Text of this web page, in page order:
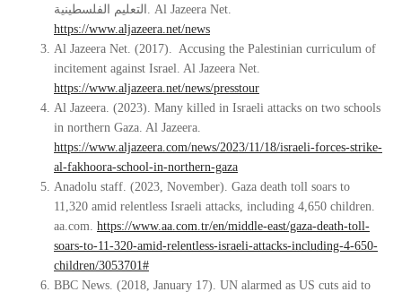
التعليم الفلسطينية. Al Jazeera Net.
https://www.aljazeera.net/news
Al Jazeera Net. (2017). Accusing the Palestinian curriculum of
incitement against Israel. Al Jazeera Net.
https://www.aljazeera.net/news/presstour
Al Jazeera. (2023). Many killed in Israeli attacks on two schools
in northern Gaza. Al Jazeera.
https://www.aljazeera.com/news/2023/11/18/israeli-forces-strike-
al-fakhoora-school-in-northern-gaza
Anadolu staff. (2023, November). Gaza death toll soars to
11,320 amid relentless Israeli attacks, including 4,650 children.
aa.com. https://www.aa.com.tr/en/middle-east/gaza-death-toll-
soars-to-11-320-amid-relentless-israeli-attacks-including-4-650-
children/3053701#
BBC News. (2018, January 17). UN alarmed as US cuts aid to